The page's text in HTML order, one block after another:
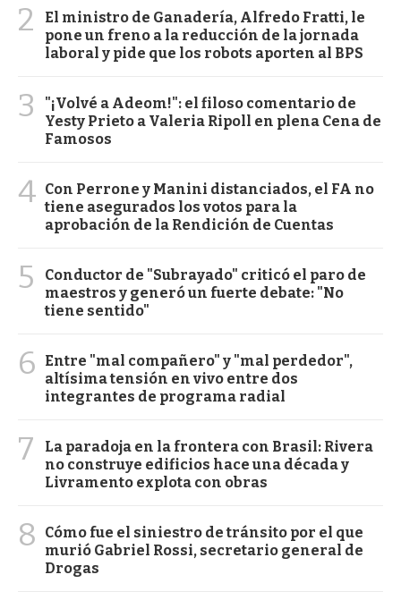
2
El ministro de Ganadería, Alfredo Fratti, le
pone un freno a la reducción de la jornada
laboral y pide que los robots aporten al BPS
3
"¡Volvé a Adeom!": el filoso comentario de
Yesty Prieto a Valeria Ripoll en plena Cena de
Famosos
4 Con Perrone y Manini distanciados, el FA no
tiene asegurados los votos para la
aprobación de la Rendición de Cuentas
5
Conductor de "Subrayado" criticó el paro de
maestros y generó un fuerte debate: "No
tiene sentido"
6
Entre "mal compañero" y "mal perdedor",
altísima tensión en vivo entre dos
integrantes de programa radial
7
La paradoja en la frontera con Brasil: Rivera
no construye edificios hace una década y
Livramento explota con obras
8
Cómo fue el siniestro de tránsito por el que
murió Gabriel Rossi, secretario general de
Drogas